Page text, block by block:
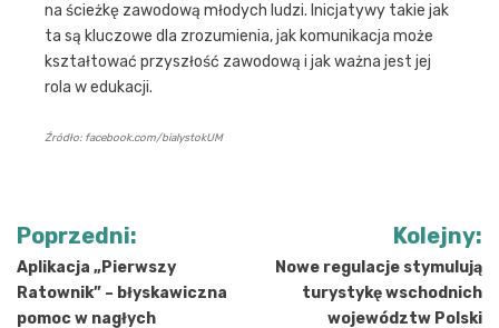
na ścieżkę zawodową młodych ludzi. Inicjatywy takie jak
ta są kluczowe dla zrozumienia, jak komunikacja może
kształtować przyszłość zawodową i jak ważna jest jej
rola w edukacji.
Źródło: facebook.com/bialystokUM
Nawigacja
wpisu
Poprzedni:
Aplikacja „Pierwszy
Ratownik” – błyskawiczna
pomoc w nagłych
Kolejny:
Nowe regulacje stymulują
turystykę wschodnich
województw Polski